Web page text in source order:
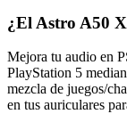
¿El Astro A50
Mejora tu audio en
PlayStation 5
mezcla de juegos/
en tus auriculares